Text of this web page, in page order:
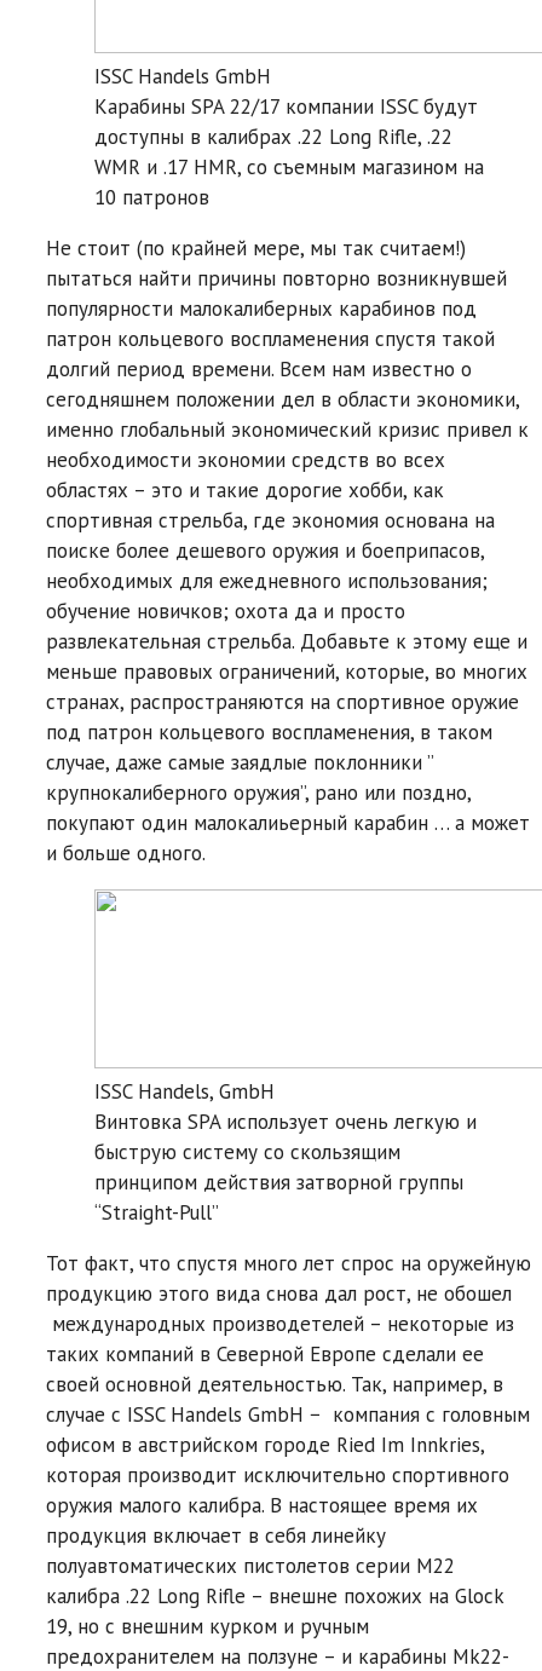
ISSC Handels GmbH
Карабины SPA 22/17 компании ISSC будут
доступны в калибрах .22 Long Rifle, .22
WMR и .17 HMR, со съемным магазином на
10 патронов
Не стоит (по крайней мере, мы так считаем!)
пытаться найти причины повторно возникнувшей
популярности малокалиберных карабинов под
патрон кольцевого воспламенения спустя такой
долгий период времени. Всем нам известно о
сегодняшнем положении дел в области экономики,
именно глобальный экономический кризис привел к
необходимости экономии средств во всех
областях – это и такие дорогие хобби, как
спортивная стрельба, где экономия основана на
поиске более дешевого оружия и боеприпасов,
необходимых для ежедневного использования;
обучение новичков; охота да и просто
развлекательная стрельба. Добавьте к этому еще и
меньше правовых ограничений, которые, во многих
странах, распространяются на спортивное оружие
под патрон кольцевого воспламенения, в таком
случае, даже самые заядлые поклонники ”
крупнокалиберного оружия”, рано или поздно,
покупают один малокалиьерный карабин … а может
и больше одного.
ISSC Handels, GmbH
Винтовка SPA использует очень легкую и
быструю систему со скользящим
принципом действия затворной группы
“Straight-Pull”
Тот факт, что спустя много лет спрос на оружейную
продукцию этого вида снова дал рост, не обошел
международных производетелей – некоторые из
таких компаний в Северной Европе сделали ее
своей основной деятельностью. Так, например, в
случае с ISSC Handels GmbH − компания с головным
офисом в австрийском городе Ried Im Innkries,
которая производит исключительно спортивного
оружия малого калибра. В настоящее время их
продукция включает в себя линейку
полуавтоматических пистолетов серии M22
калибра .22 Long Rifle – внешне похожих на Glock
19, но с внешним курком и ручным
предохранителем на ползуне – и карабины Mk22-